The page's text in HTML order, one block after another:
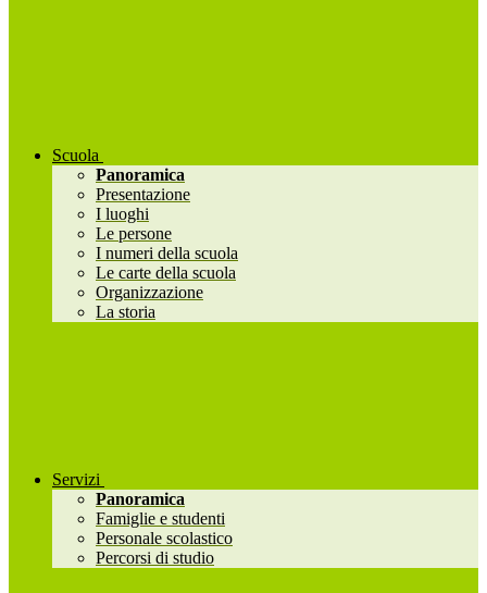
Scuola
Panoramica
Presentazione
I luoghi
Le persone
I numeri della scuola
Le carte della scuola
Organizzazione
La storia
Servizi
Panoramica
Famiglie e studenti
Personale scolastico
Percorsi di studio